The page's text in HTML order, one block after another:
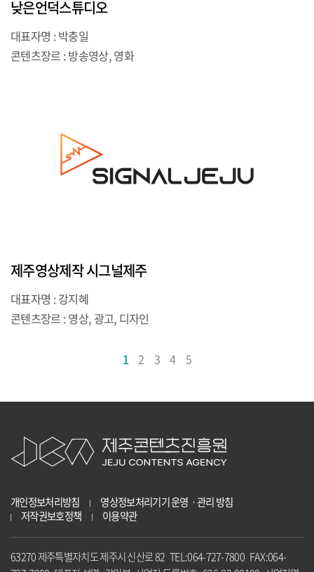
낮은언덕스튜디오
대표자명 : 박충일
콘텐츠장르 : 방송영상, 영화
제주영상제작 시그널제주
대표자명 : 강지혜
콘텐츠장르 : 영상, 광고, 디자인
1 2 3 4 5
개인정보처리방침
영상정보처리기기 운영ㆍ관리 방침
저작권보호정책
이용약관
63270 제주특별자치도 제주시 신산로 82 TEL:064-727-7800 FAX:064-